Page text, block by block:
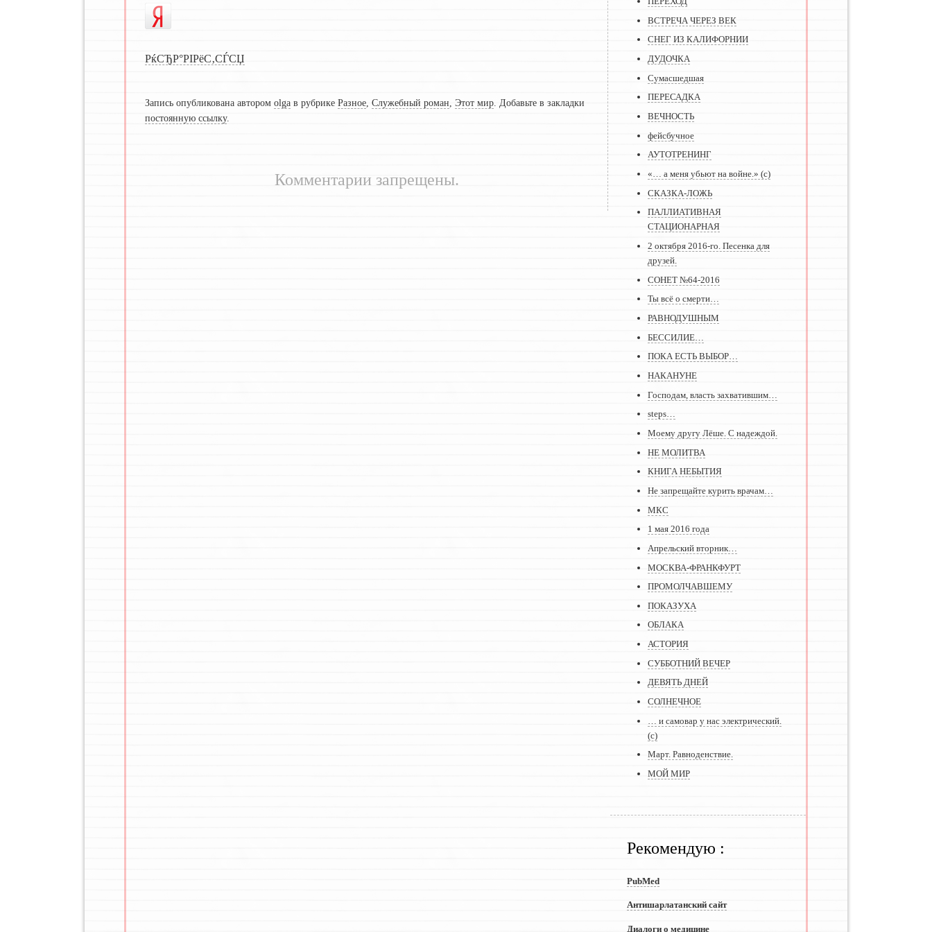
РќСЂР°РІРёС‚СЃСЏ
Запись опубликована автором olgaв рубрике Разное, Служебный роман Этот мир. Добавьте в закладки
постоянную ссылку.
Комментарии запрещены.
ВСТРЕЧА ЧЕРЕЗ ВЕК
СНЕГ ИЗ КАЛИФОРНИИ
ДУДОЧКА
Сумасшедшая
ПЕРЕСАДКА
ВЕЧНОСТЬ
фейсбучное
АУТОТРЕНИНГ
«… а меня убьют на войне.» (с)
СКАЗКА-ЛОЖЬ
ПАЛЛИАТИВНАЯ
СТАЦИОНАРНАЯ
2 октября 2016-го. Песенка для
друзей.
СОНЕТ №64-2016
Ты всё о смерти…
РАВНОДУШНЫМ
БЕССИЛИЕ…
ПОКА ЕСТЬ ВЫБОР…
НАКАНУНЕ
Господам, власть захватившим…
steps…
Моему другу Лёше. С надеждой.
НЕ МОЛИТВА
КНИГА НЕБЫТИЯ
Не запрещайте курить врачам…
МКС
1 мая 2016 года
Апрельский вторник…
МОСКВА-ФРАНКФУРТ
ПРОМОЛЧАВШЕМУ
ПОКАЗУХА
ОБЛАКА
АСТОРИЯ
СУББОТНИЙ ВЕЧЕР
ДЕВЯТЬ ДНЕЙ
СОЛНЕЧНОЕ
… и самовар у нас электрический.
(с)
Март. Равноденствие.
МОЙ МИР
Рекомендую :
PubMed
Антишарлатанский сайт
Диалоги о медицине